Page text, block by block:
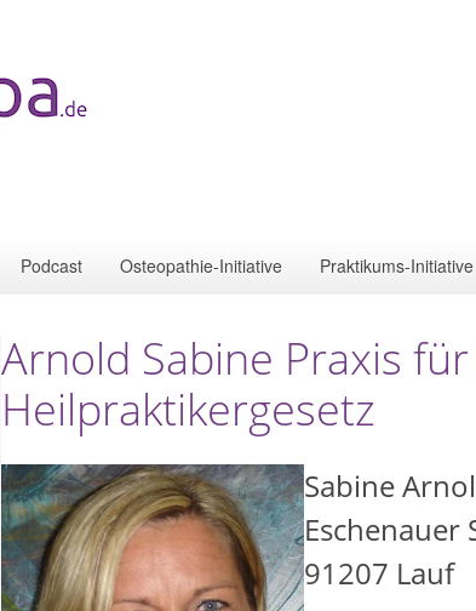
Podcast Osteopathie-Initiative Praktikums-Initiative
Arnold Sabine Praxis
Heilpraktikergesetz
Sabine
Eschenauer
91207 Lauf